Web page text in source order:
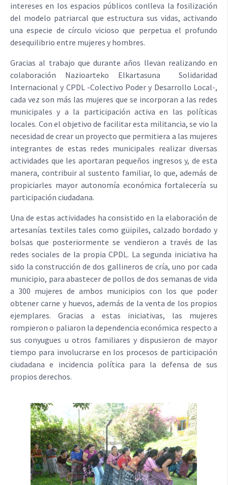
intereses en los espacios públicos conlleva la fosilización
del modelo patriarcal que estructura sus vidas, activando
una especie de círculo vicioso que perpetua el profundo
desequilibrio entre mujeres y hombres.
Gracias al trabajo que durante años llevan realizando en
colaboración Nazioarteko Elkartasuna  Solidaridad
Internacional y CPDL -Colectivo Poder y Desarrollo Local-,
cada vez son más las mujeres que se incorporan a las redes
municipales y a la participación activa en las políticas
locales. Con el objetivo de facilitar esta militancia, se vio la
necesidad de crear un proyecto que permitiera a las mujeres
integrantes de estas redes municipales realizar diversas
actividades que les aportaran pequeños ingresos y, de esta
manera, contribuir al sustento familiar, lo que, además de
propiciarles mayor autonomía económica fortalecería su
participación ciudadana.
Una de estas actividades ha consistido en la elaboración de
artesanías textiles tales como güipiles, calzado bordado y
bolsas que posteriormente se vendieron a través de las
redes sociales de la propia CPDL. La segunda iniciativa ha
sido la construcción de dos gallineros de cría, uno por cada
municipio, para abastecer de pollos de dos semanas de vida
a 300 mujeres de ambos municipios con los que poder
obtener carne y huevos, además de la venta de los propios
ejemplares. Gracias a estas iniciativas, las mujeres
rompieron o paliaron la dependencia económica respecto a
sus conyugues u otros familiares y dispusieron de mayor
tiempo para involucrarse en los procesos de participación
ciudadana e incidencia política para la defensa de sus
propios derechos.